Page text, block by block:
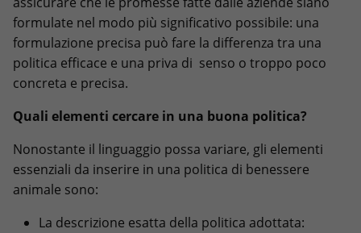
formulate nel modo più significativo possibile: una
formulazione precisa può fare la differenza tra una
politica efficace e una priva di senso o troppo poco
concreta e precisa.
Quali elementi cercare in una buona politica?
Nonostante il linguaggio possa variare, gli elementi
essenziali da inserire in una politica di benessere
animale sono:
La descrizione esatta della politica adottata: